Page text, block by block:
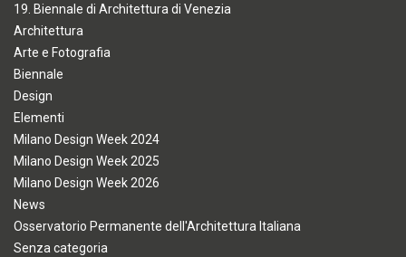
19. Biennale di Architettura di Venezia
Architettura
Arte e Fotografia
Biennale
Design
Elementi
Milano Design Week 2024
Milano Design Week 2025
Milano Design Week 2026
News
Osservatorio Permanente dell'Architettura Italiana
Senza categoria